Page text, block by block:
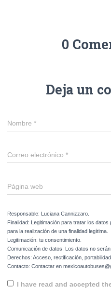
0
Deja un
Nombre *
Correo electrónico *
Página web
Responsable: Luciana Cannizzaro.
Finalidad: Legitimación para tratar los
para la realización de una finalidad legítima.
Legitimación: tu consentimiento.
Comunicación de datos: Los datos no
Derechos: Acceso, rectificación,
Contacto: Contactar en
I have read and accepted